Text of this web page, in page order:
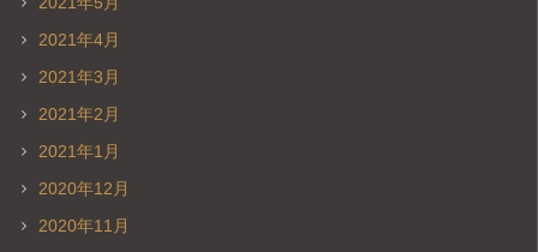
2021年4月
2021年3月
2021年2月
2021年1月
2020年12月
2020年11月